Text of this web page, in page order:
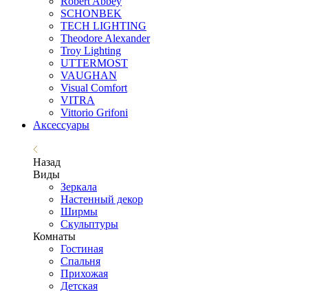
SCHONBEK
TECH LIGHTING
Theodore Alexander
Troy Lighting
UTTERMOST
VAUGHAN
Visual Comfort
VITRA
Vittorio Grifoni
Аксессуары
Назад
Виды
Зеркала
Настенный декор
Ширмы
Скульптуры
Комнаты
Гостиная
Спальня
Прихожая
Детская